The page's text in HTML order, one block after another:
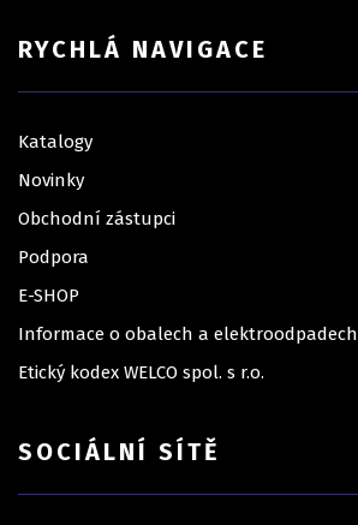
RYCHLÁ NAVIGACE
Katalogy
Novinky
Obchodní zástupci
Podpora
E-SHOP
Informace o obalech a elektroodpadech
Etický kodex WELCO spol. s r.o.
SOCIÁLNÍ SÍTĚ